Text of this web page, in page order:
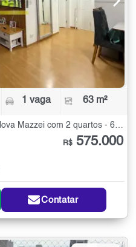
1 vaga 63 m²
Apartamento à Venda na Vila Nova Mazzei com 2 quartos - 63 m²
R$ 575.000
Contatar